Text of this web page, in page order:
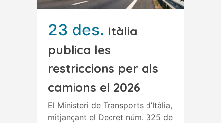
23 des. Itàlia
publica les
restriccions per als
camions el 2026
El Ministeri de Transports d’Itàlia,
mitjançant el Decret núm. 325 de